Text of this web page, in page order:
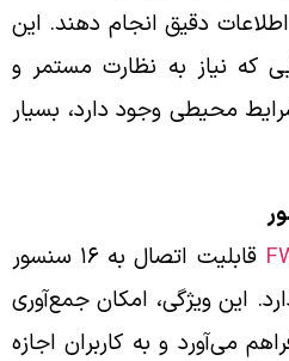
دقیق انجام دهند. این
که نیاز به نظارت مستمر و
محیطی وجود دارد، بسیار
قابلیت اتصال به ۱۶ سنسور
این ویژگی، امکان جمع‌آوری
می‌آورد و به کاربران اجازه